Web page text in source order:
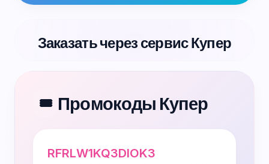
Заказать через сервис Купер
🎟️ Промокоды Купер
RFRLW1KQ3DIOK3